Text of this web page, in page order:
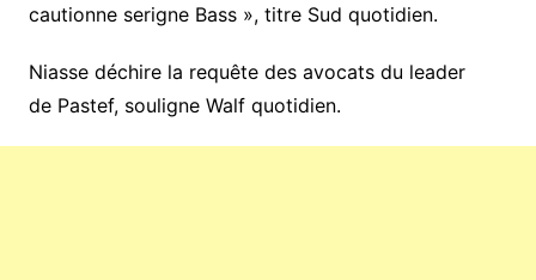
cautionne serigne Bass », titre Sud quotidien.
Niasse déchire la requête des avocats du leader
de Pastef, souligne Walf quotidien.